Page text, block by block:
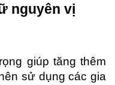
nguyên vị
giúp tăng thêm
sử dụng các gia